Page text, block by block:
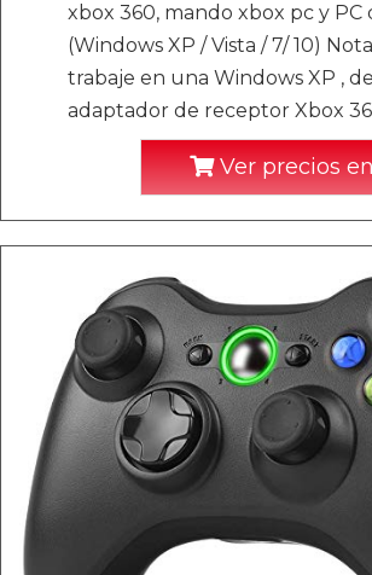
xbox 360, mando xbox pc y PC
(Windows XP / Vista / 7/ 10)
trabaje en una Windows XP ,
adaptador de receptor Xbox
Ver precios